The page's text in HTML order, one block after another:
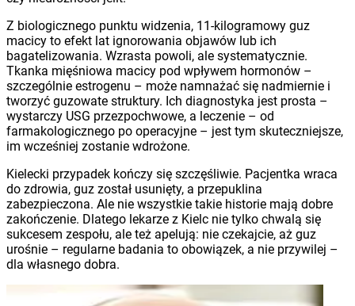
Z biologicznego punktu widzenia, 11-kilogramowy guz
macicy to efekt lat ignorowania objawów lub ich
bagatelizowania. Wzrasta powoli, ale systematycznie.
Tkanka mięśniowa macicy pod wpływem hormonów –
szczególnie estrogenu – może namnażać się nadmiernie i
tworzyć guzowate struktury. Ich diagnostyka jest prosta –
wystarczy USG przezpochwowe, a leczenie – od
farmakologicznego po operacyjne – jest tym skuteczniejsze,
im wcześniej zostanie wdrożone.
Kielecki przypadek kończy się szczęśliwie. Pacjentka wraca
do zdrowia, guz został usunięty, a przepuklina
zabezpieczona. Ale nie wszystkie takie historie mają dobre
zakończenie. Dlatego lekarze z Kielc nie tylko chwalą się
sukcesem zespołu, ale też apelują: nie czekajcie, aż guz
urośnie – regularne badania to obowiązek, a nie przywilej –
dla własnego dobra.